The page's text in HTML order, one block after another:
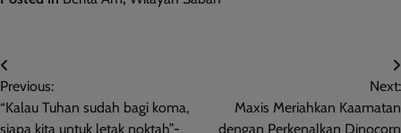
Post
navigation
Previous:
“Kalau Tuhan sudah bagi koma,
siapa kita untuk letak noktah”-
Next:
Maxis Meriahkan Kaamatan
dengan Perkenalkan Dinocorn